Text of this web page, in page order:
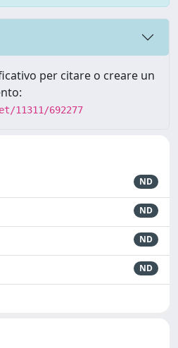
per citare o creare un
11311/692277
ND
ND
ND
ND